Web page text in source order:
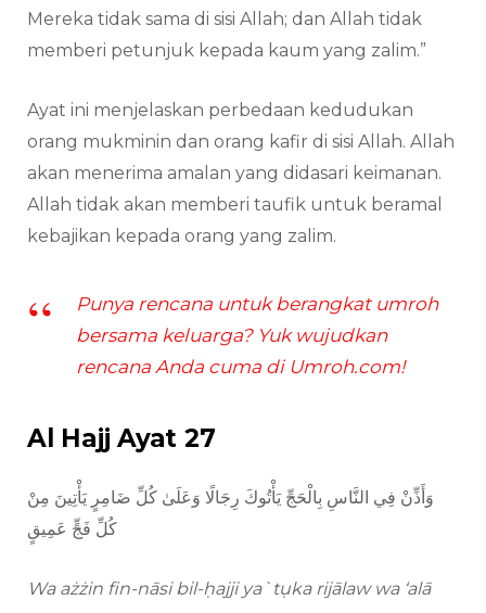
Mereka tidak sama di sisi Allah; dan Allah tidak
memberi petunjuk kepada kaum yang zalim.”
Ayat ini menjelaskan perbedaan kedudukan
orang mukminin dan orang kafir di sisi Allah. Allah
akan menerima amalan yang didasari keimanan.
Allah tidak akan memberi taufik untuk beramal
kebajikan kepada orang yang zalim.
Punya rencana untuk berangkat umroh
bersama keluarga? Yuk wujudkan
rencana Anda cuma di Umroh.com!
Al Hajj Ayat 27
وَأَذِّنْ فِي النَّاسِ بِالْحَجِّ يَأْتُوكَ رِجَالًا وَعَلَىٰ كُلِّ ضَامِرٍ يَأْتِينَ مِنْ
Wa ażżin fin-nāsi bil-ḥajji ya`tụka rijālaw wa ‘alā